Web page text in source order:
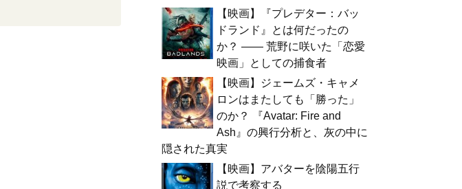
【映画】『プレデター：バッ
ドランド』とは何だったの
か？ —— 荒野に咲いた「恋愛
映画」としての捕食者
【映画】ジェームズ・キャメ
ロンはまたしても「勝った」
のか？ 『Avatar: Fire and
Ash』の興行分析と、灰の中に
隠された真実
【映画】アバターを陰陽五行
説で考察する